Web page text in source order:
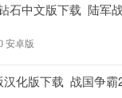
石中文版下载_陆军
安卓版
化版下载_战国争